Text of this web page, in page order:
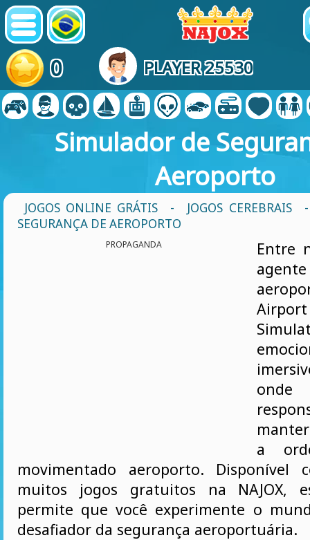
0 PLAYER 25530
Simulador de
Aeroporto
JOGOS ONLINE GRÁTIS - JOGOS CEREBRAIS
SEGURANÇA DE AEROPORTO
PROPAGANDA
Entre
a
movimentado aeroporto. Disponível
muitos jogos gratuitos na NAJOX,
permite que você experimente o
desafiador da segurança aeroportuária.